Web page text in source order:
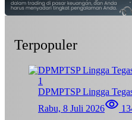
Terpopuler
1
DPMPTSP Lingga
Rabu, 8 Juli 2026